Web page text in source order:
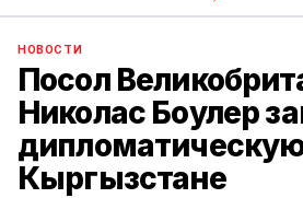
Economist.kg
НОВОСТИ
Посол
Николас Боулер
Кыргызстане